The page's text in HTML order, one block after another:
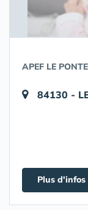
APEF LE
84130 -
Plus d'infos